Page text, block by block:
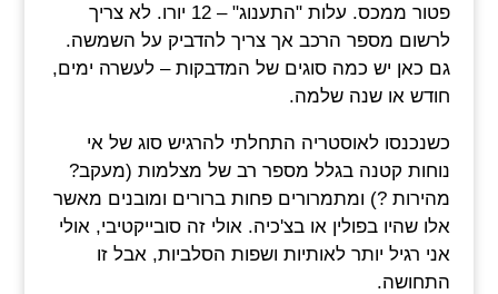
פטור ממכס. עלות "התענוג" – 12 יורו. לא צריך
לרשום מספר הרכב אך צריך להדביק על השמשה.
גם כאן יש כמה סוגים של המדבקות – לעשרה ימים,
חודש או שנה שלמה.
כשנכנסו לאוסטריה התחלתי להרגיש סוג של אי
נוחות קטנה בגלל מספר רב של מצלמות (מעקב?
מהירות ?) ומתמרורים פחות ברורים ומובנים מאשר
אלו שהיו בפולין או בצ'כיה. אולי זה סובייקטיבי, אולי
אני רגיל יותר לאותיות ושפות הסלביות, אבל זו
התחושה.